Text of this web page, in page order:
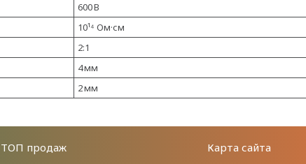
600 В
10¹⁴ Ом·см
2:1
4 мм
2 мм
ТОП продаж Карта сайта